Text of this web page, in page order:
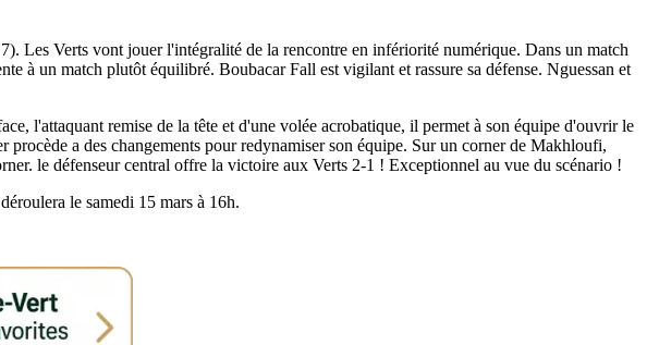
Les Verts vont jouer l'intégralité de la rencontre en infériorité numérique. Dans un match
à un match plutôt équilibré. Boubacar Fall est vigilant et rassure sa défense. Nguessan et
l'attaquant remise de la tête et d'une volée acrobatique, il permet à son équipe d'ouvrir le
a des changements pour redynamiser son équipe. Sur un corner de Makhloufi,
le défenseur central offre la victoire aux Verts 2-1 ! Exceptionnel au vue du scénario !
le samedi 15 mars à 16h.